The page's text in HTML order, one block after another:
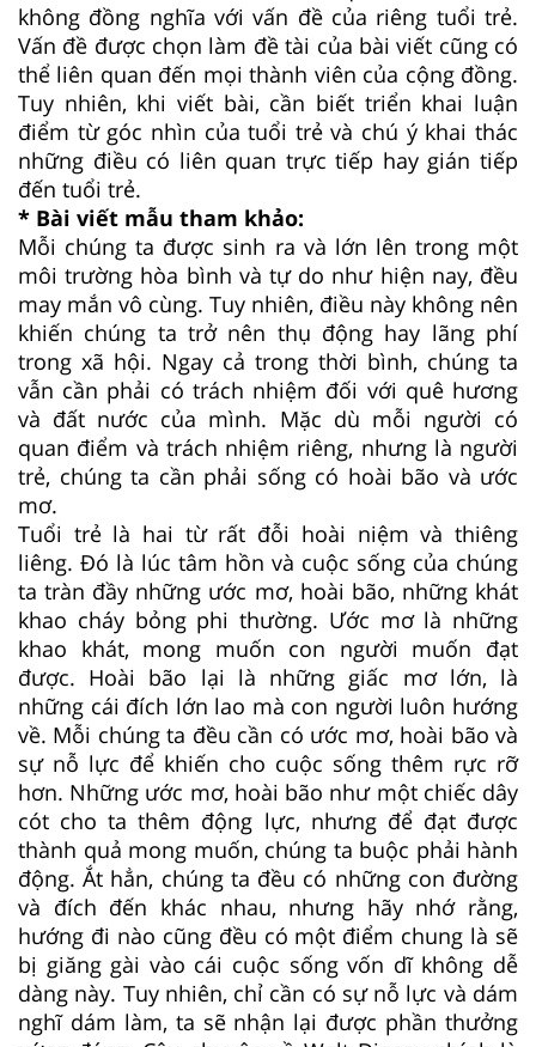
không đồng nghĩa với vấn đề của riêng tuổi trẻ.
Vấn đề được chọn làm đề tài của bài viết cũng có
thể liên quan đến mọi thành viên của cộng đồng.
Tuy nhiên, khi viết bài, cần biết triển khai luận
điểm từ góc nhìn của tuổi trẻ và chú ý khai thác
những điều có liên quan trực tiếp hay gián tiếp
đến tuổi trẻ.
* Bài viết mẫu tham khảo:
Mỗi chúng ta được sinh ra và lớn lên trong một
môi trường hòa bình và tự do như hiện nay, đều
may mắn vô cùng. Tuy nhiên, điều này không nên
khiến chúng ta trở nên thụ động hay lãng phí
trong xã hội. Ngay cả trong thời bình, chúng ta
vẫn cần phải có trách nhiệm đối với quê hương
và đất nước của mình. Mặc dù mỗi người có
quan điểm và trách nhiệm riêng, nhưng là người
trẻ, chúng ta cần phải sống có hoài bão và ước
mơ.
Tuổi trẻ là hai từ rất đỗi hoài niệm và thiêng
liêng. Đó là lúc tâm hồn và cuộc sống của chúng
ta tràn đầy những ước mơ, hoài bão, những khát
khao cháy bỏng phi thường. Ước mơ là những
khao khát, mong muốn con người muốn đạt
được. Hoài bão lại là những giấc mơ lớn, là
những cái đích lớn lao mà con người luôn hướng
về. Mỗi chúng ta đều cần có ước mơ, hoài bão và
sự nỗ lực để khiến cho cuộc sống thêm rực rỡ
hơn. Những ước mơ, hoài bão như một chiếc dây
cót cho ta thêm động lực, nhưng để đạt được
thành quả mong muốn, chúng ta buộc phải hành
động. Ắt hẳn, chúng ta đều có những con đường
và đích đến khác nhau, nhưng hãy nhớ rằng,
hướng đi nào cũng đều có một điểm chung là sẽ
bị giăng gài vào cái cuộc sống vốn dĩ không dễ
dàng này. Tuy nhiên, chỉ cần có sự nỗ lực và dám
nghĩ dám làm, ta sẽ nhận lại được phần thưởng